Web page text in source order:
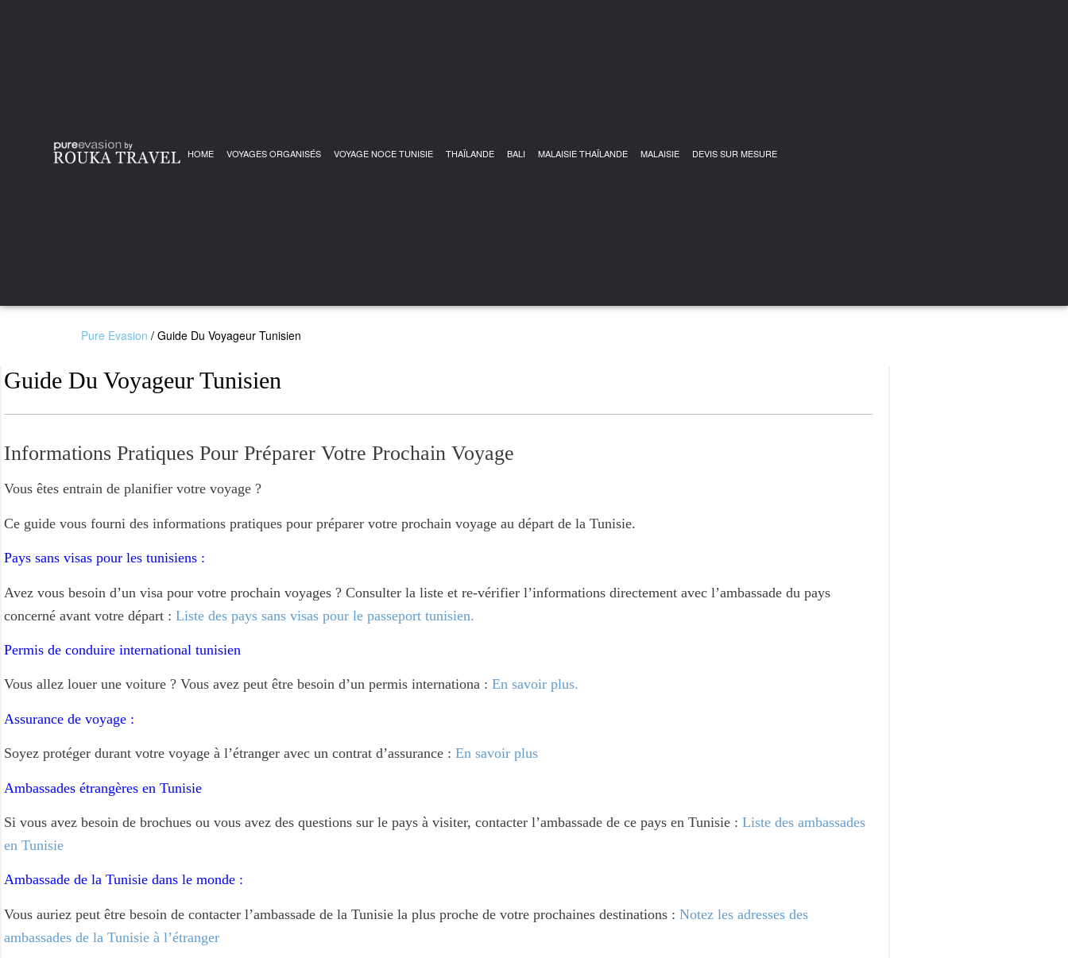
HOME VOYAGES ORGANISÉS VOYAGE NOCE TUNISIE THAÏLANDE BALI MALAISIE THAÏLANDE MALAISIE DEVIS SUR MESURE
Pure Evasion / Guide Du Voyageur Tunisien
Guide Du Voyageur Tunisien
Informations Pratiques Pour Préparer Votre Prochain Voyage
Vous êtes entrain de planifier votre voyage ?
Ce guide vous fourni des informations pratiques pour préparer votre prochain voyage au départ de la Tunisie.
Pays sans visas pour les tunisiens :
Avez vous besoin d’un visa pour votre prochain voyages ? Consulter la liste et re-vérifier l’informations directement avec l’ambassade du pays
concerné avant votre départ : Liste des pays sans visas pour le passeport tunisien.
Permis de conduire international tunisien
Vous allez louer une voiture ? Vous avez peut être besoin d’un permis internationa : En savoir plus.
Assurance de voyage :
Soyez protéger durant votre voyage à l’étranger avec un contrat d’assurance : En savoir plus
Ambassades étrangères en Tunisie
Si vous avez besoin de brochues ou vous avez des questions sur le pays à visiter, contacter l’ambassade de ce pays en Tunisie : Liste des ambassades
en Tunisie
Ambassade de la Tunisie dans le monde :
Vous auriez peut être besoin de contacter l’ambassade de la Tunisie la plus proche de votre prochaines destinations : Notez les adresses des
ambassades de la Tunisie à l’étranger